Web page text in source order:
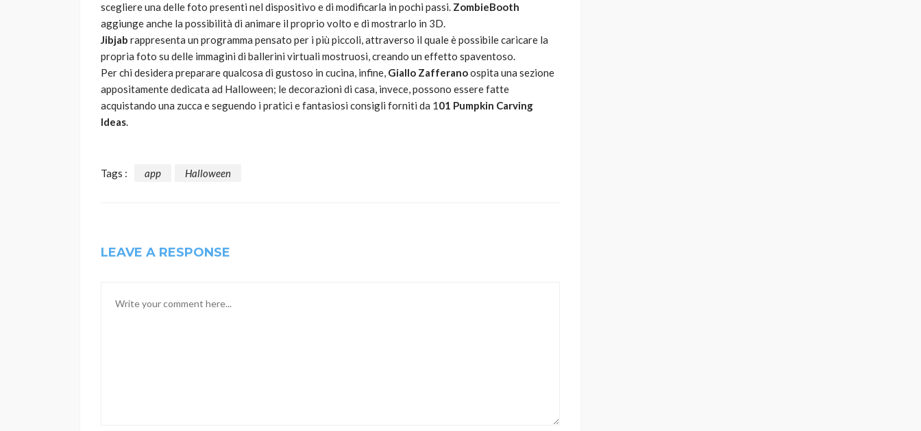
scegliere una delle foto presenti nel dispositivo e di modificarla in pochi passi. ZombieBooth
aggiunge anche la possibilità di animare il proprio volto e di mostrarlo in 3D.
Jibjab rappresenta un programma pensato per i più piccoli, attraverso il quale è possibile caricare la
propria foto su delle immagini di ballerini virtuali mostruosi, creando un effetto spaventoso.
Per chi desidera preparare qualcosa di gustoso in cucina, infine, Giallo Zafferanoospita una sezione
appositamente dedicata ad Halloween; le decorazioni di casa, invece, possono essere fatte
acquistando una zucca e seguendo i pratici e fantasiosi consigli forniti da 101 Pumpkin Carving
Ideas.
Tags : app Halloween
LEAVE A RESPONSE